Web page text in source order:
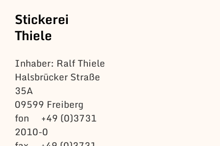
Stickerei
Thiele
Inhaber: Ralf Thiele
Halsbrücker Straße
35A
09599 Freiberg
fon +49 (0)3731
2010-0